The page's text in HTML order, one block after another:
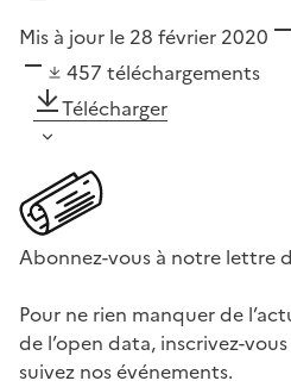
Mis à jour le 28 février 2020
457 téléchargements
Télécharger
Abonnez-vous à notre lettre
Pour ne rien manquer de
de l’open data, inscrivez-
suivez nos événements.